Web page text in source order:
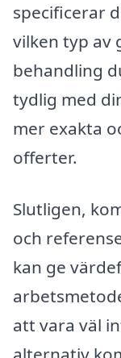
specificerar
vilken typ av
behandling
tydlig med
mer exakta
offerter.
Slutligen,
och
kan ge
att vara väl